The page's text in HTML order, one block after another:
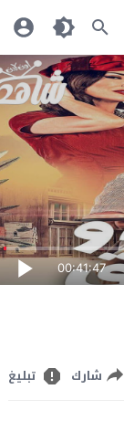
00:41:47
شارك تبليغ